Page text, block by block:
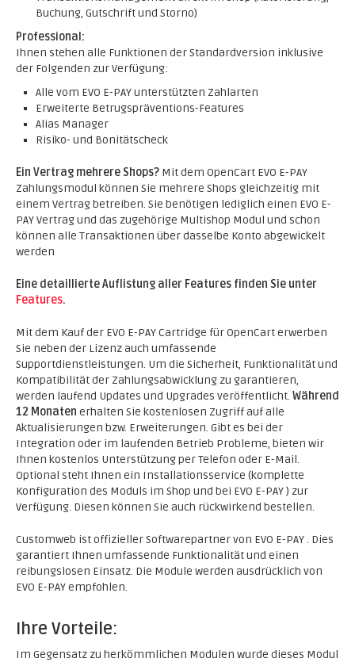
Buchung, Gutschrift und Storno)
Professional:
Ihnen stehen alle Funktionen der Standardversion inklusive
der Folgenden zur Verfügung:
Alle vom EVO E-PAY unterstützten Zahlarten
Erweiterte Betrugspräventions-Features
Alias Manager
Risiko- und Bonitätscheck
Ein Vertrag mehrere Shops? Mit dem OpenCart EVO E-PAY
Zahlungsmodul können Sie mehrere Shops gleichzeitig mit
einem Vertrag betreiben. Sie benötigen lediglich einen EVO E-
PAY Vertrag und das zugehörige Multishop Modul und schon
können alle Transaktionen über dasselbe Konto abgewickelt
werden
Eine detaillierte Auflistung aller Features finden Sie unter
Features.
Mit dem Kauf der EVO E-PAY Cartridge für OpenCart erwerben
Sie neben der Lizenz auch umfassende
Supportdienstleistungen. Um die Sicherheit, Funktionalität und
Kompatibilität der Zahlungsabwicklung zu garantieren,
werden laufend Updates und Upgrades veröffentlicht. Während
12 Monaten erhalten Sie kostenlosen Zugriff auf alle
Aktualisierungen bzw. Erweiterungen. Gibt es bei der
Integration oder im laufenden Betrieb Probleme, bieten wir
Ihnen kostenlos Unterstützung per Telefon oder E-Mail.
Optional steht Ihnen ein Installationsservice (komplette
Konfiguration des Moduls im Shop und bei EVO E-PAY ) zur
Verfügung. Diesen können Sie auch rückwirkend bestellen.
Customweb ist offizieller Softwarepartner von EVO E-PAY . Dies
garantiert Ihnen umfassende Funktionalität und einen
reibungslosen Einsatz. Die Module werden ausdrücklich von
EVO E-PAY empfohlen.
Ihre Vorteile:
Im Gegensatz zu herkömmlichen Modulen wurde dieses Modul